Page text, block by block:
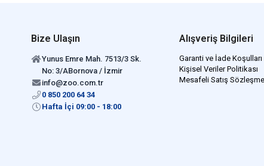
Bize Ulaşın
Yunus Emre Mah. 7513/3 Sk.
No: 3/ABornova / İzmir
info@zoo.com.tr
0 850 200 64 34
Hafta İçi 09:00 - 18:00
Alışveriş Bilgileri
Garanti ve İade Koşulları
Kişisel Veriler Politikası
Mesafeli Satış